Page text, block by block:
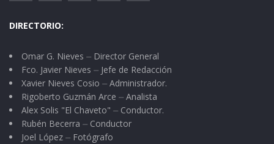
DIRECTORIO:
Omar G. Nieves ⏤ Director General
Fco. Javier Nieves ⏤ Jefe de Redacción
Xavier Nieves Cosio ⏤ Administrador.
Rigoberto Guzmán Arce ⏤ Analista
Alex Solis "El Chaveto" ⏤ Conductor.
Rubén Becerra ⏤ Conductor
Joel López ⏤ Fotógrafo